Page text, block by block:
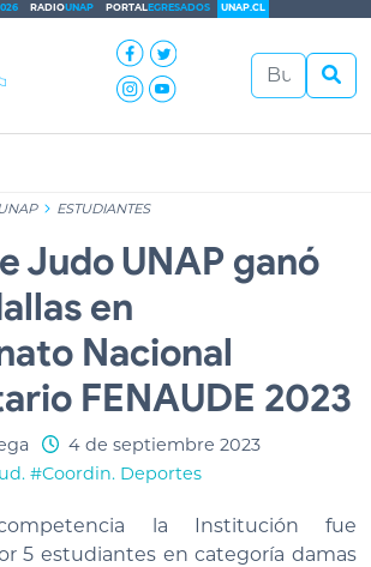
RADIOUNAP PORTALEGRESADOS UNAP.CL
ESTUDIANTES
Judo UNAP ganó
en
Nacional
FENAUDE 2023
4 de septiembre 2023
#Coordin. Deportes
la Institución fue
5 estudiantes en categoría damas